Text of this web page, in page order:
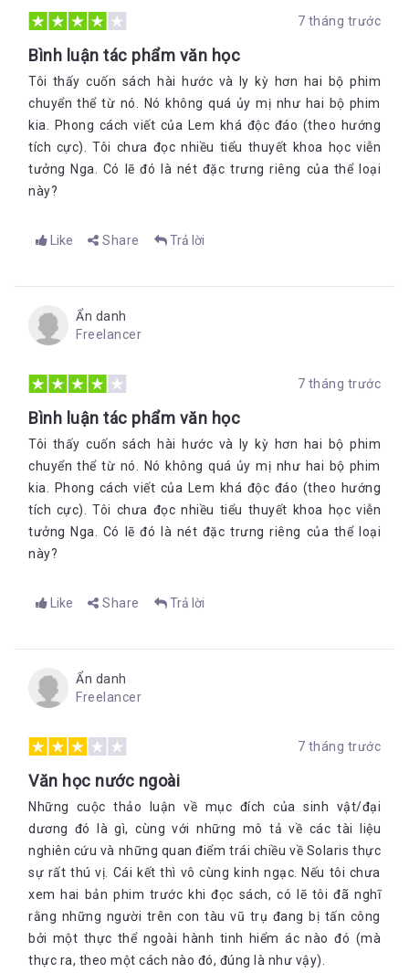
7 tháng trước
Bình luận tác phẩm văn học
Tôi thấy cuốn sách hài hước và ly kỳ hơn hai bộ phim
chuyển thể từ nó. Nó không quá ủy mị như hai bộ phim
kia. Phong cách viết của Lem khá độc đáo (theo hướng
tích cực). Tôi chưa đọc nhiều tiểu thuyết khoa học viễn
tưởng Nga. Có lẽ đó là nét đặc trưng riêng của thể loại
này?
Like Share Trả lời
Ẩn danh
Freelancer
7 tháng trước
Bình luận tác phẩm văn học
Tôi thấy cuốn sách hài hước và ly kỳ hơn hai bộ phim
chuyển thể từ nó. Nó không quá ủy mị như hai bộ phim
kia. Phong cách viết của Lem khá độc đáo (theo hướng
tích cực). Tôi chưa đọc nhiều tiểu thuyết khoa học viễn
tưởng Nga. Có lẽ đó là nét đặc trưng riêng của thể loại
này?
Like Share Trả lời
Ẩn danh
Freelancer
7 tháng trước
Văn học nước ngoài
Những cuộc thảo luận về mục đích của sinh vật/đại
dương đó là gì, cùng với những mô tả về các tài liệu
nghiên cứu và những quan điểm trái chiều về Solaris thực
sự rất thú vị. Cái kết thì vô cùng kinh ngạc. Nếu tôi chưa
xem hai bản phim trước khi đọc sách, có lẽ tôi đã nghĩ
rằng những người trên con tàu vũ trụ đang bị tấn công
bởi một thực thể ngoài hành tinh hiểm ác nào đó (mà
thực ra, theo một cách nào đó, đúng là như vậy).